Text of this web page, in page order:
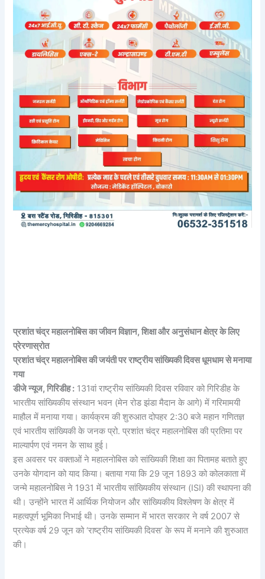
प्रशांत चंद्र महालनोबिस का जीवन विज्ञान, शिक्षा और अनुसंधान क्षेत्र के लिए
प्रेरणास्रोत
प्रशांत चंद्र महालनोबिस की जयंती पर राष्ट्रीय सांख्यिकी दिवस धूमधाम से मनाया
गया
डीजे न्यूज, गिरिडीह : 131वां राष्ट्रीय सांख्यिकी दिवस रविवार को गिरिडीह के
भारतीय सांख्यिकीय संस्थान भवन (मेन रोड झंडा मैदान के आगे) में गरिमामयी
माहौल में मनाया गया। कार्यक्रम की शुरुआत दोपहर 2:30 बजे महान गणितज्ञ
एवं भारतीय सांख्यिकी के जनक प्रो. प्रशांत चंद्र महालनोबिस की प्रतिमा पर
माल्यार्पण एवं नमन के साथ हुई।
इस अवसर पर वक्ताओं ने महालनोबिस को सांख्यिकी शिक्षा का पितामह बताते हुए
उनके योगदान को याद किया। बताया गया कि 29 जून 1893 को कोलकाता में
जन्मे महालनोबिस ने 1931 में भारतीय सांख्यिकीय संस्थान (ISI) की स्थापना की
थी। उन्होंने भारत में आर्थिक नियोजन और सांख्यिकीय विश्लेषण के क्षेत्र में
महत्वपूर्ण भूमिका निभाई थी। उनके सम्मान में भारत सरकार ने वर्ष 2007 से
प्रत्येक वर्ष 29 जून को ‘राष्ट्रीय सांख्यिकी दिवस’ के रूप में मनाने की शुरुआत
की।